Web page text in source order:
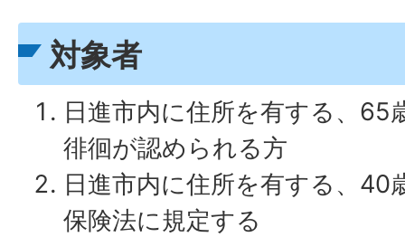
対象者
日進市内に住所を有する、65
徘徊が認められる方
日進市内に住所を有する、40
保険法に規定する